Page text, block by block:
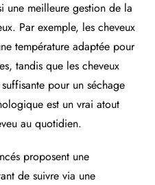
une meilleure gestion de la
Par exemple, les cheveux
température adaptée pour
tandis que les cheveux
pour un séchage
est un vrai atout
au quotidien.
proposent une
de suivre via une